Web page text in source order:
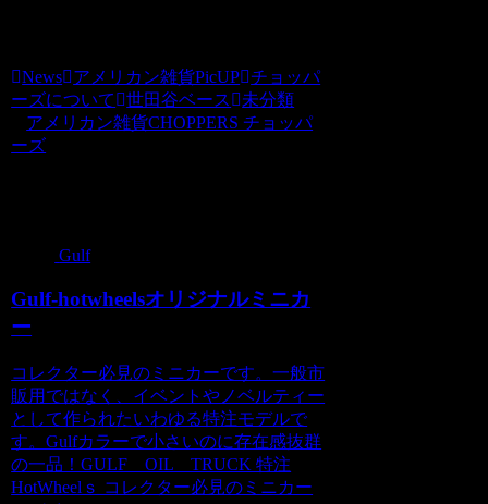
News アメリカン雑貨PicUP チョッパ
ーズについて
世田谷ベース
未分類
アメリカン雑貨CHOPPERS チョッパ
ーズ
Gulf
Gulf-hotwheelsオリジナルミニカ
ー
コレクター必見のミニカーです。一般市
販用ではなく、イベントやノベルティー
として作られたいわゆる特注モデルで
す。Gulfカラーで小さいのに存在感抜群
の一品！GULF OIL TRUCK 特注
HotWheelｓ コレクター必見のミニカー